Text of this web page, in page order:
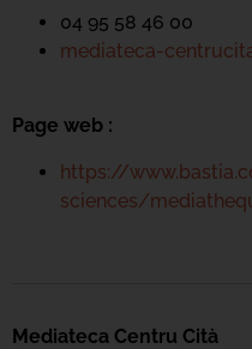
04 95 58 46 00
mediateca-
Page web :
https://
sciences/
Mediateca Centru Cità